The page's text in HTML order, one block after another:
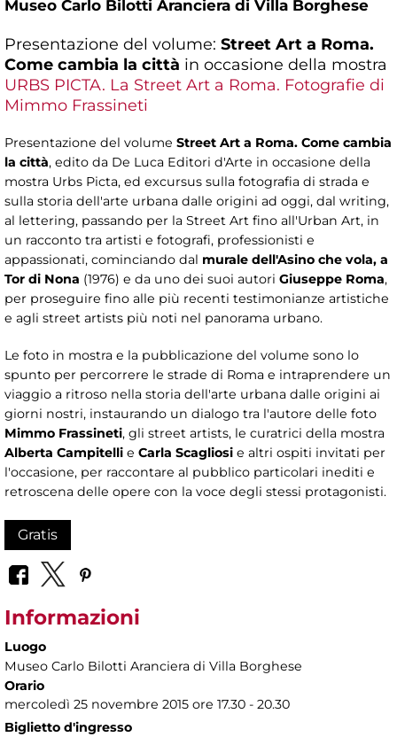
Museo Carlo Bilotti Aranciera di Villa Borghese
Presentazione del volume: Street Art a Roma.
Come cambia la città in occasione della mostra
URBS PICTA. La Street Art a Roma. Fotografie di
Mimmo Frassineti
Presentazione del volume Street Art a Roma. Come cambia
la città, edito da De Luca Editori d'Arte in occasione della
mostra Urbs Picta, ed excursus sulla fotografia di strada e
sulla storia dell'arte urbana dalle origini ad oggi, dal writing,
al lettering, passando per la Street Art fino all'Urban Art, in
un racconto tra artisti e fotografi, professionisti e
appassionati, cominciando dal murale dell'Asino che vola, a
Tor di Nona (1976) e da uno dei suoi autori Giuseppe Roma,
per proseguire fino alle più recenti testimonianze artistiche
e agli street artists più noti nel panorama urbano.
Le foto in mostra e la pubblicazione del volume sono lo
spunto per percorrere le strade di Roma e intraprendere un
viaggio a ritroso nella storia dell'arte urbana dalle origini ai
giorni nostri, instaurando un dialogo tra l'autore delle foto
Mimmo Frassineti, gli street artists, le curatrici della mostra
Alberta Campitelli e Carla Scagliosi e altri ospiti invitati per
l'occasione, per raccontare al pubblico particolari inediti e
retroscena delle opere con la voce degli stessi protagonisti.
Gratis
Informazioni
Luogo
Museo Carlo Bilotti Aranciera di Villa Borghese
Orario
mercoledì 25 novembre 2015 ore 17.30 - 20.30
Biglietto d'ingresso